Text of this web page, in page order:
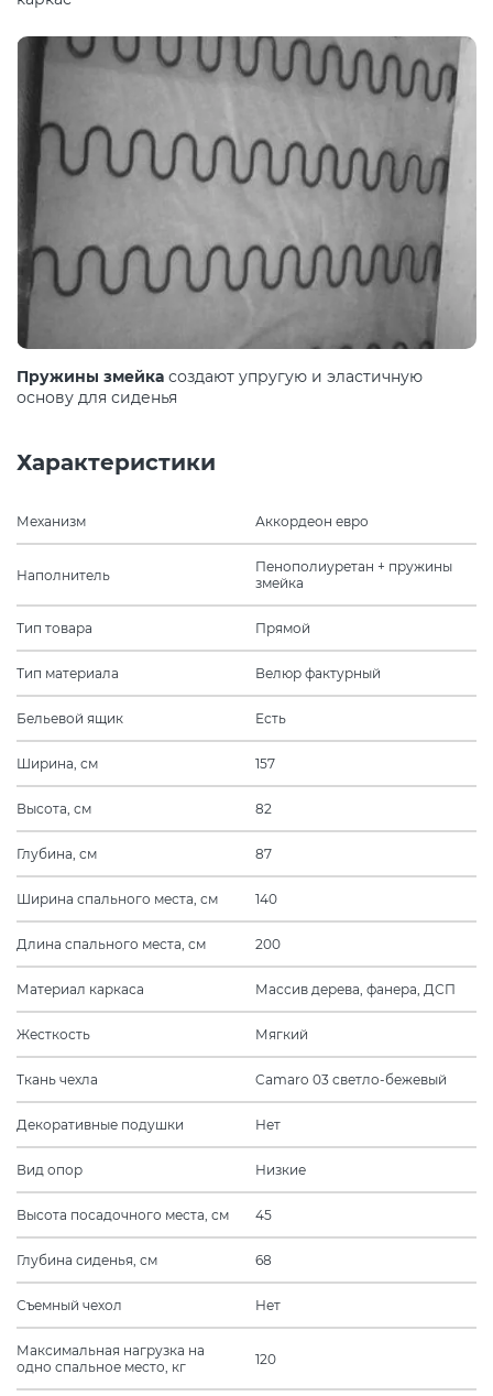
Пружины змейка создают упругую и эластичную
основу для сиденья
Характеристики
Механизм Аккордеон евро
Наполнитель
Пенополиуретан + пружины
змейка
Тип товара Прямой
Тип материала Велюр фактурный
Бельевой ящик Есть
Ширина, см 157
Высота, см 82
Глубина, см 87
Ширина спального места, см 140
Длина спального места, см 200
Материал каркаса Массив дерева, фанера, ДСП
Жесткость Мягкий
Ткань чехла Camaro 03 светло-бежевый
Декоративные подушки Нет
Вид опор Низкие
Высота посадочного места, см 45
Глубина сиденья, см 68
Съемный чехол Нет
Максимальная нагрузка на
одно спальное место, кг
120